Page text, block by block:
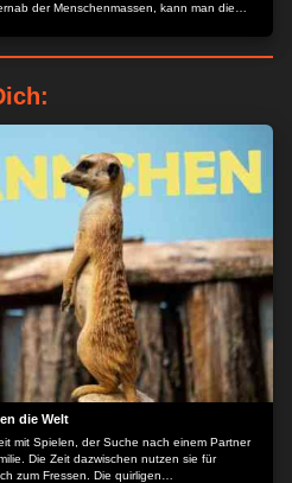
der Menschenmassen, kann man die
die Welt
mit Spielen, der Suche nach einem Partner
Die Zeit dazwischen nutzen sie für
zum Fressen. Die quirligen